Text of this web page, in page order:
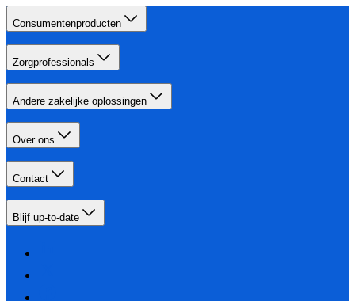
Consumentenproducten
Zorgprofessionals
Andere zakelijke oplossingen
Over ons
Contact
Blijf up-to-date